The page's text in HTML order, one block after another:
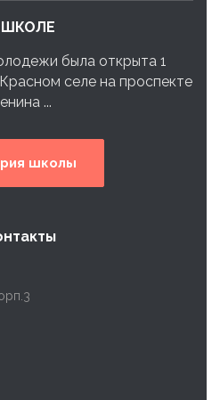
была открыта 1
селе на проспекте
...
школы